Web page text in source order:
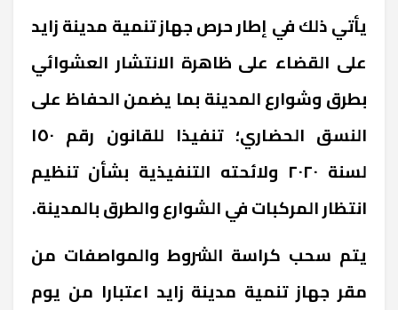
يأتي ذلك في إطار حرص جهاز تنمية مدينة زايد
على القضاء على ظاهرة الانتشار العشوائي
بطرق وشوارع المدينة بما يضمن الحفاظ على
النسق الحضاري؛ تنفيذا للقانون رقم ١٥٠
لسنة ٢٠٢٠ ولائحته التنفيذية بشأن تنظيم
انتظار المركبات في الشوارع والطرق بالمدينة.
يتم سحب كراسة الشروط والمواصفات من
مقر جهاز تنمية مدينة زايد اعتبارا من يوم